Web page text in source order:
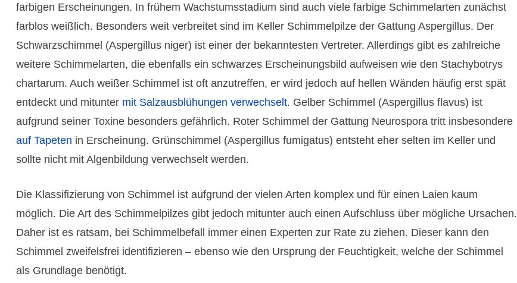
farbigen Erschei­nungen. In frühem Wachstums­stadium sind auch viele farbige Schimmel­arten zunächst
farblos weißlich. Besonders weit ver­breitet sind im Keller Schimmel­pilze der Gattung Asper­gillus. Der
Schwarz­schimmel (Asper­gillus niger) ist einer der bekann­testen Vertreter. Aller­dings gibt es zahl­reiche
weitere Schimmel­arten, die ebenfalls ein schwarzes Erschei­nungs­bild auf­weisen wie den Stachy­botrys
char­tarum. Auch weißer Schimmel ist oft anzutreffen, er wird jedoch auf hellen Wänden häufig erst spät
entdeckt und mitunter mit Salzausblühungen verwechselt. Gelber Schimmel (Aspergillus flavus) ist
aufgrund seiner Toxine besonders gefährlich. Roter Schimmel der Gattung Neurospora tritt insbesondere
auf Tapeten in Erschei­nung. Grün­schimmel (Asper­gillus fumigatus) entsteht eher selten im Keller und
sollte nicht mit Algen­bildung ver­wech­selt werden.
Die Klassi­fizie­rung von Schimmel ist auf­grund der vielen Arten kom­plex und für einen Laien kaum
möglich. Die Art des Schimmel­pilzes gibt jedoch mit­unter auch einen Auf­schluss über mög­liche Ursachen.
Daher ist es ratsam, bei Schimmel­befall immer einen Experten zur Rate zu ziehen. Dieser kann den
Schimmel zweifelsfrei identi­fizieren – ebenso wie den Ursprung der Feuchtig­keit, welche der Schimmel
als Grund­lage benötigt.